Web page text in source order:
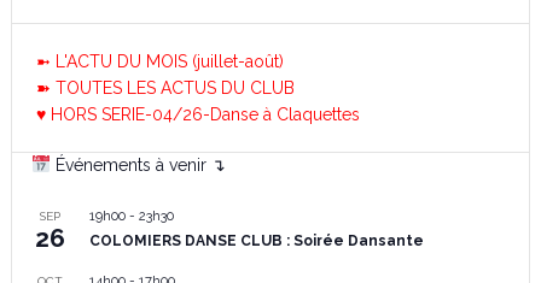
➼ L'ACTU DU MOIS (juillet-août)
➽ TOUTES LES ACTUS DU CLUB
♥ HORS SERIE-04/26-Danse à Claquettes
Événements à venir ↴
SEP
26
19h00- 23h30
COLOMIERS DANSE CLUB : Soirée Dansante